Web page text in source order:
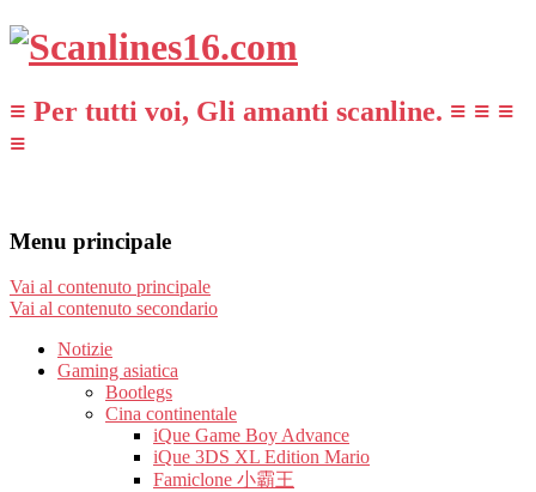
≡ Per tutti voi, Gli amanti scanline. ≡ ≡ ≡
≡
Menu principale
Vai al contenuto principale
Vai al contenuto secondario
Notizie
Gaming asiatica
Bootlegs
Cina continentale
iQue Game Boy Advance
iQue 3DS XL Edition Mario
Famiclone 小霸王